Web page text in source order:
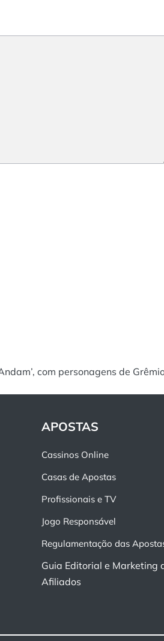
com personagens de
APOSTAS
Cassinos Online
Casas de Apostas
Profissionais e TV
Jogo Responsável
Regulamentação das
Guia Editorial e Marketing
Afiliados